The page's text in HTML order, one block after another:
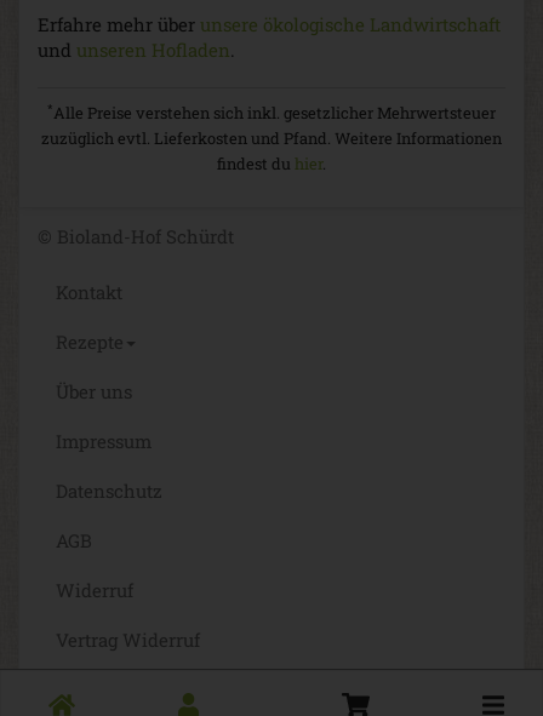
Erfahre mehr über unsere ökologische Landwirtschaft
und unseren Hofladen
*Alle Preise verstehen sich inkl. gesetzlicher Mehrwertsteuer
zuzüglich evtl. Lieferkosten und Pfand. Weitere Informationen
findest du hier.
© Bioland-Hof Schürdt
Kontakt
Rezepte
Über uns
Impressum
Datenschutz
AGB
Widerruf
Vertrag Widerruf
Barrierefreiheit Toggle